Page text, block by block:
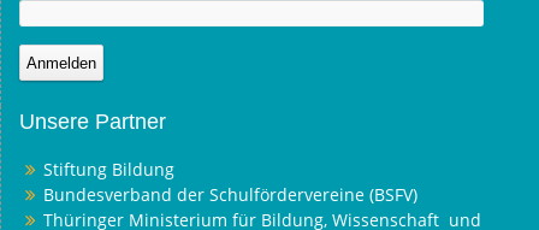
Unsere Partner
Stiftung Bildung
Bundesverband der Schulfördervereine (BSFV)
Thüringer Ministerium für Bildung, Wissenschaft und